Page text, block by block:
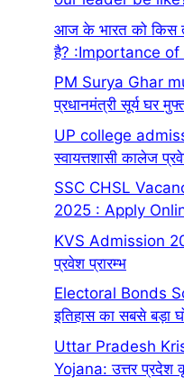
आज के भारत को किस
है? :Importance of
PM Surya Ghar
प्रधानमंत्री सूर्य घर
UP college
स्वायत्तशासी कालेज
SSC CHSL
2025 : Apply
KVS Admission
प्रवेश प्रारम्भ
Electoral Bonds
इतिहास का सबसे बड़ा
Uttar Pradesh
Yojana: उत्तर प्रदेश